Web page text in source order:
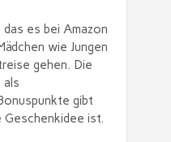
es bei Amazon
wie Jungen
gehen. Die
als
gibt
Geschenkidee ist.